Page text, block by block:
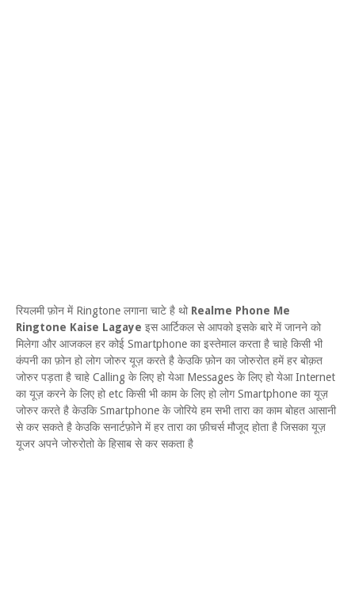
रियलमी फ़ोन में Ringtone लगाना चाटे है थो Realme Phone Me
Ringtone Kaise Lagaye इस आर्टिकल से आपको इसके बारे में जानने को
मिलेगा और आजकल हर कोई Smartphone का इस्तेमाल करता है चाहे किसी भी
कंपनी का फ़ोन हो लोग जोरुर यूज़ करते है केउकि फ़ोन का जोरुरोत हमें हर बोक़त
जोरुर पड़ता है चाहे Calling के लिए हो येआ Messages के लिए हो येआ Internet
का यूज़ करने के लिए हो etc किसी भी काम के लिए हो लोग Smartphone का यूज़
जोरुर करते है केउकि Smartphone के जोरिये हम सभी तारा का काम बोहत आसानी
से कर सकते है केउकि सनार्टफ़ोने में हर तारा का फ़ीचर्स मौजूद होता है जिसका यूज़
यूजर अपने जोरुरोतो के हिसाब से कर सकता है